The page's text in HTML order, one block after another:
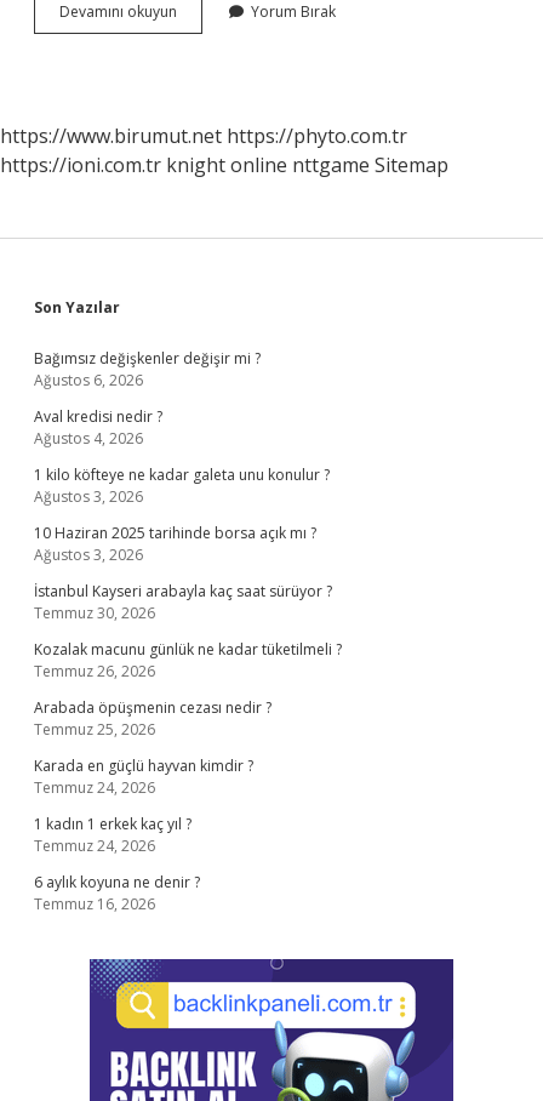
Devamını okuyun
Dişi
Yorum Bırak
https://www.birumut.net https://phyto.com.tr
https://ioni.com.tr knight online nttgame Sitemap
Sidebar
Son Yazılar
Bağımsız değişkenler değişir mi ?
Ağustos 6, 2026
Aval kredisi nedir ?
Ağustos 4, 2026
1 kilo köfteye ne kadar galeta unu konulur ?
Ağustos 3, 2026
10 Haziran 2025 tarihinde borsa açık mı ?
Ağustos 3, 2026
İstanbul Kayseri arabayla kaç saat sürüyor ?
Temmuz 30, 2026
Kozalak macunu günlük ne kadar tüketilmeli ?
Temmuz 26, 2026
Arabada öpüşmenin cezası nedir ?
Temmuz 25, 2026
Karada en güçlü hayvan kimdir ?
Temmuz 24, 2026
1 kadın 1 erkek kaç yıl ?
Temmuz 24, 2026
6 aylık koyuna ne denir ?
Temmuz 16, 2026